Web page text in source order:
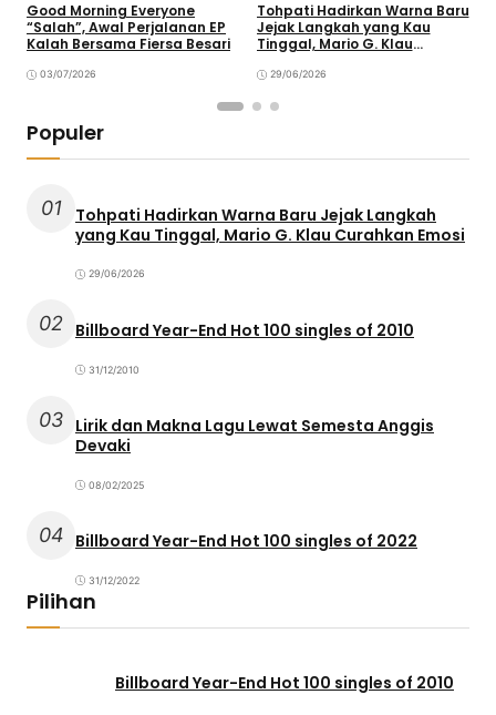
Good Morning Everyone
“Salah”, Awal Perjalanan EP
Kalah Bersama Fiersa Besari
03/07/2026
Tohpati Hadirkan Warna Baru
Jejak Langkah yang Kau
Tinggal, Mario G. Klau
29/06/2026
Populer
01
Tohpati Hadirkan Warna Baru Jejak Langkah
yang Kau Tinggal, Mario G. Klau Curahkan Emosi
29/06/2026
02 Billboard Year-End Hot 100 singles of 2010
31/12/2010
03 Lirik dan Makna Lagu Lewat Semesta Anggis
Devaki
08/02/2025
04 Billboard Year-End Hot 100 singles of 2022
31/12/2022
Pilihan
Billboard Year-End Hot 100 singles of 2010